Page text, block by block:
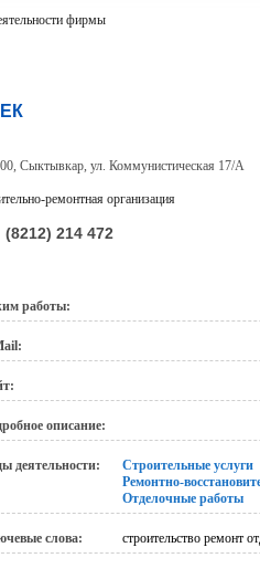
фирмы
Сыктывкар, ул. Коммунистическая 17/А
ремонтная организация
(8212) 214 472
работы:
описание:
деятельности:
Строительные услуги
Ремонтно-
Отделочные работы
слова: строительство ремонт